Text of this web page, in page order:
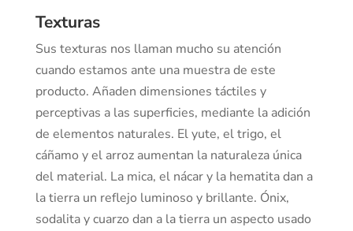
Texturas
Sus texturas nos llaman mucho su atención
cuando estamos ante una muestra de este
producto. Añaden dimensiones táctiles y
perceptivas a las superficies, mediante la adición
de elementos naturales. El yute, el trigo, el
cáñamo y el arroz aumentan la naturaleza única
del material. La mica, el nácar y la hematita dan a
la tierra un reflejo luminoso y brillante. Ónix,
sodalita y cuarzo dan a la tierra un aspecto usado